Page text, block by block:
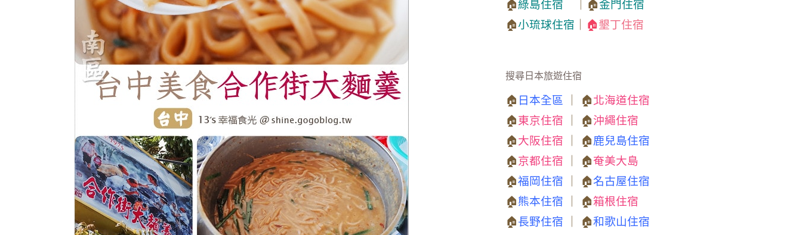
🏠綠島住宿 ｜🏠金門住宿
🏠小琉球住宿 🏠墾丁住宿
搜尋日本旅遊住宿
🏠 日本全區 ｜ 🏠北海道住宿
🏠東京住宿 ｜ 🏠沖繩住宿
🏠大阪住宿 ｜ 🏠鹿兒島住宿
🏠京都住宿 ｜ 🏠奄美大島
🏠福岡住宿 ｜ 🏠名古屋住宿
🏠熊本住宿 ｜ 🏠箱根住宿
🏠長野住宿 ｜ 🏠和歌山住宿